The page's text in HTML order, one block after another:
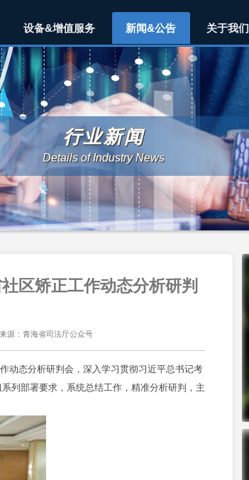
设备&增值服务 新闻&公告 关于我们
行业新闻
Details of Industry News
区矫正工作动态分析研判
源：青海省司法厅公众号
态分析研判会，深入学习贯彻习近平总书记考
列部署要求，系统总结工作，精准分析研判，主